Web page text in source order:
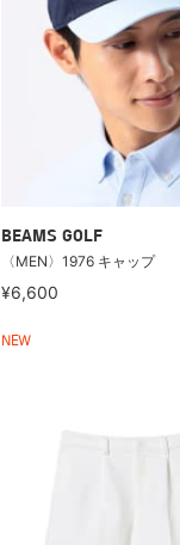
BEAMS GOLF
〈MEN〉1976 キャップ
¥6,600
NEW